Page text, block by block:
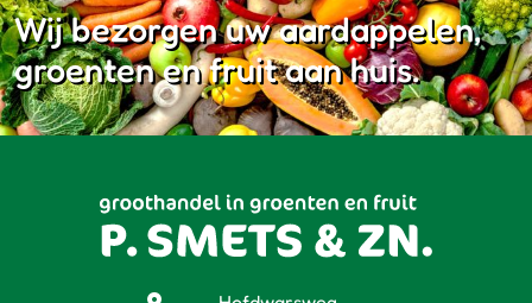
Wij bezorgen uw aardappelen,
groenten en fruit aan huis.